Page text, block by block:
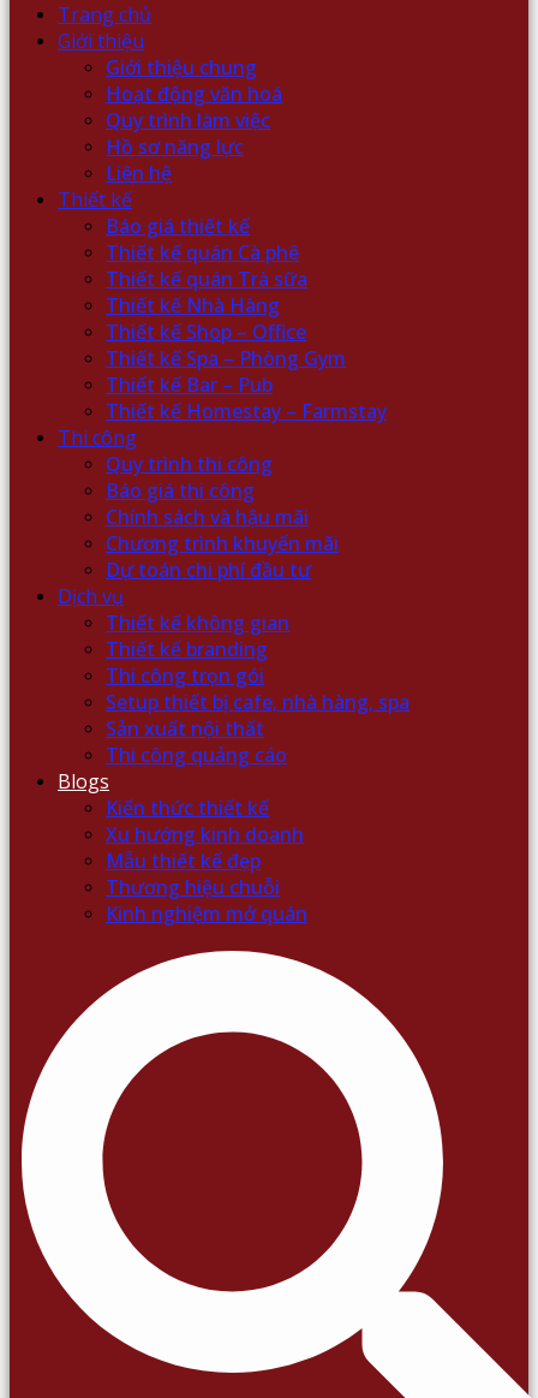
Trang chủ
Giới thiệu
Giới thiệu chung
Hoạt động văn hoá
Quy trình làm việc
Hồ sơ năng lực
Liên hệ
Thiết kế
Báo giá thiết kế
Thiết kế quán Cà phê
Thiết kế quán Trà sữa
Thiết kế Nhà Hàng
Thiết kế Shop – Office
Thiết kế Spa – Phòng Gym
Thiết kế Bar – Pub
Thiết kế Homestay – Farmstay
Thi công
Quy trình thi công
Báo giá thi công
Chính sách và hậu mãi
Chương trình khuyến mãi
Dự toán chi phí đầu tư
Dịch vụ
Thiết kế không gian
Thiết kế branding
Thi công trọn gói
Setup thiết bị cafe, nhà hàng, spa
Sản xuất nội thất
Thi công quảng cáo
Blogs
Kiến thức thiết kế
Xu hướng kinh doanh
Mẫu thiết kế đẹp
Thương hiệu chuỗi
Kinh nghiệm mở quán